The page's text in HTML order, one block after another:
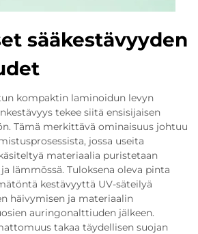
sääkestävyyden
kompaktin laminoidun levyn
tekee siitä ensisijaisen
Tämä merkittävä ominaisuus johtuu
jossa useita
materiaalia puristetaan
lämmössä. Tuloksena oleva pinta
kestävyyttä UV-säteilyä
häivymisen ja materiaalin
auringonalttiuden jälkeen.
takaa täydellisen suojan